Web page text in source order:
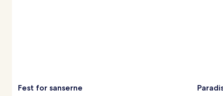
Fest for sanserne